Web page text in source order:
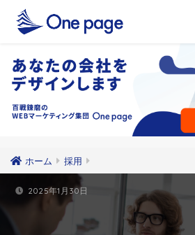
ホーム 採用
2025年1月30日